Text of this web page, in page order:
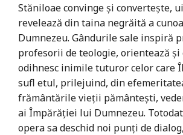
Stăniloae convinge și convertește,
revelează din taina negrăită a
Dumnezeu. Gândurile sale inspiră
profesorii de teologie, orientează și
odihnesc inimile tuturor celor care
sufl etul, prilejuind, din
frământările vieții pământești,
ai Împărăției lui Dumnezeu.
opera sa deschid noi punți de